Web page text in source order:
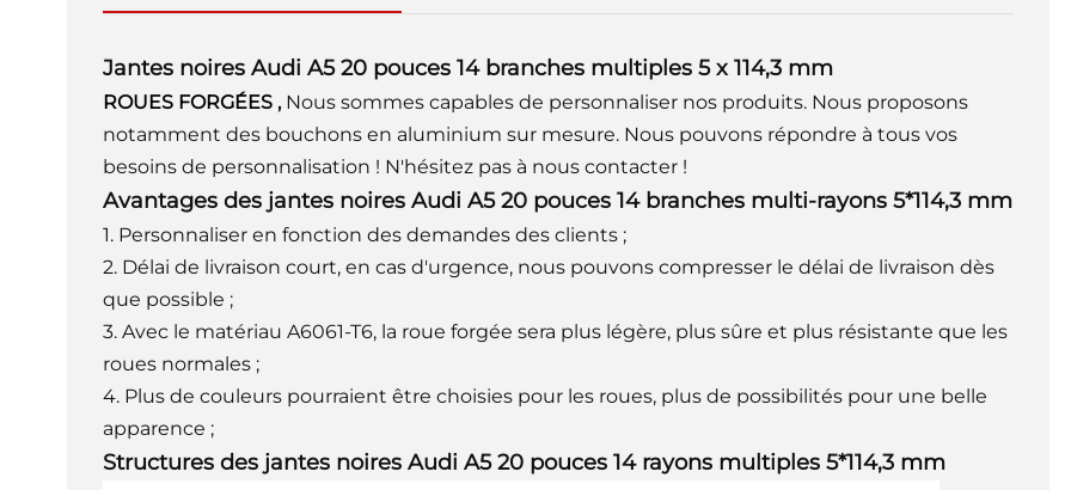
Jantes noires Audi A5 20 pouces 14 branches multiples 5 x 114,3 mm
ROUES FORGÉES , Nous sommes capables de personnaliser nos produits. Nous proposons
notamment des bouchons en aluminium sur mesure. Nous pouvons répondre à tous vos
besoins de personnalisation ! N'hésitez pas à nous contacter !
Avantages des jantes noires Audi A5 20 pouces 14 branches multi-rayons 5*114,3 mm
1. Personnaliser en fonction des demandes des clients ;
2. Délai de livraison court, en cas d'urgence, nous pouvons compresser le délai de livraison dès
que possible ;
3. Avec le matériau A6061-T6, la roue forgée sera plus légère, plus sûre et plus résistante que les
roues normales ;
4. Plus de couleurs pourraient être choisies pour les roues, plus de possibilités pour une belle
apparence ;
Structures des jantes noires Audi A5 20 pouces 14 rayons multiples 5*114,3 mm